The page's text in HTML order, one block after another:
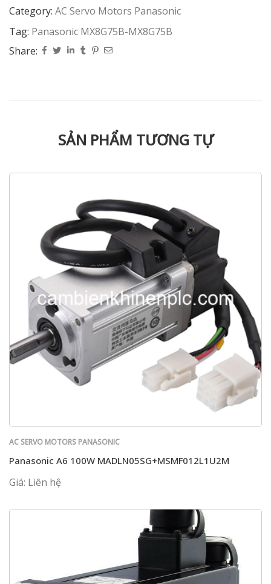
Category: AC Servo Motors Panasonic
Tag: Panasonic MX8G75B-MX8G75B
Share:
SẢN PHẨM TƯƠNG TỰ
AC SERVO MOTORS PANASONIC
Panasonic A6 100W MADLN05SG+MSMF012L1U2M
Giá: Liên hệ